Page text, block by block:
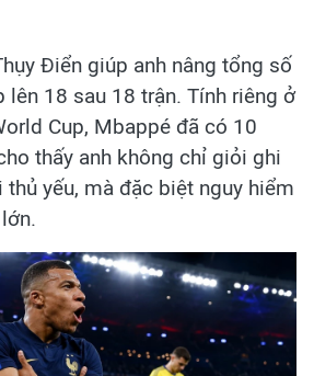
Điển giúp anh nâng tổng số
lên 18 sau 18 trận. Tính riêng ở
Cup, Mbappé đã có 10
thấy anh không chỉ giỏi ghi
yếu, mà đặc biệt nguy hiểm